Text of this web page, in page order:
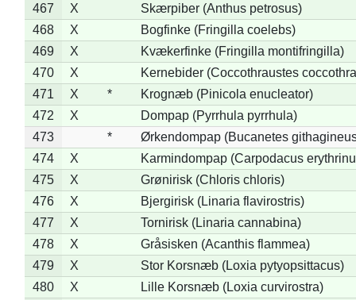
467
X
Skærpiber (Anthus petrosus)
468
X
Bogfinke (Fringilla coelebs)
469
X
Kvækerfinke (Fringilla montifringilla)
470
X
Kernebider (Coccothraustes
471
X *
Krognæb (Pinicola enucleator)
472
X
Dompap (Pyrrhula pyrrhula)
473
*
Ørkendompap (Bucanetes
474
X
Karmindompap (Carpodacus
475
X
Grønirisk (Chloris chloris)
476
X
Bjergirisk (Linaria flavirostris)
477
X
Tornirisk (Linaria cannabina)
478
X
Gråsisken (Acanthis flammea)
479
X
Stor Korsnæb (Loxia pytyopsittacus)
480
X
Lille Korsnæb (Loxia curvirostra)